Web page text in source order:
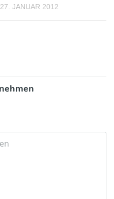
27. JANUAR 2012